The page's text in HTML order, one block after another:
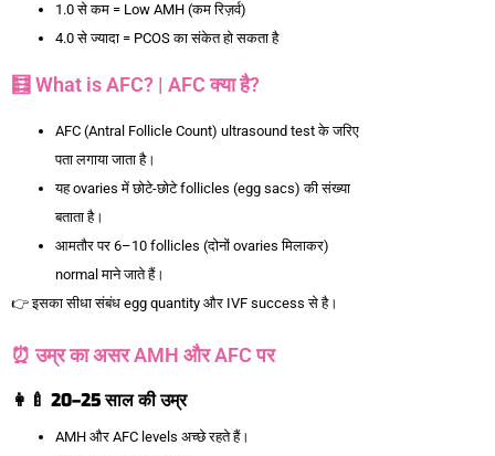
1.0 से कम = Low AMH (कम रिज़र्व)
4.0 से ज्यादा = PCOS का संकेत हो सकता है
🧮 What is AFC? | AFC क्या है?
AFC (Antral Follicle Count) ultrasound test के जरिए
पता लगाया जाता है।
यह ovaries में छोटे-छोटे follicles (egg sacs) की संख्या
बताता है।
आमतौर पर 6–10 follicles (दोनों ovaries मिलाकर)
normal माने जाते हैं।
👉 इसका सीधा संबंध egg quantity और IVF success से है।
⏰ उम्र का असर AMH और AFC पर
👩‍🍼 20–25सालकीउम्र
AMH और AFC levels अच्छे रहते हैं।